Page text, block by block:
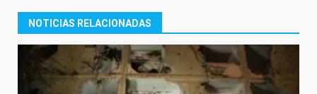
NOTICIAS RELACIONADAS